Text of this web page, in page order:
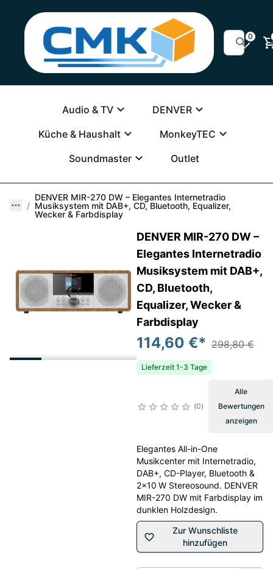
0
Audio & TV
DENVER
Küche & Haushalt
MonkeyTEC
Soundmaster
Outlet
DENVER MIR-270 DW – Elegantes Internetradio
Musiksystem mit DAB+, CD, Bluetooth, Equalizer,
Wecker & Farbdisplay
DENVER MIR-270 DW –
Elegantes Internetradio
Musiksystem mit DAB+,
CD, Bluetooth,
Equalizer, Wecker &
Farbdisplay
114,60 €* 298,80 €
Lieferzeit 1-3 Tage
0
Alle
Bewertungen
anzeigen
Elegantes All-in-One
Musikcenter mit Internetradio,
DAB+, CD-Player, Bluetooth &
2×10 W Stereosound. DENVER
MIR-270 DW mit Farbdisplay im
dunklen Holzdesign.
Zur Wunschliste
hinzufügen